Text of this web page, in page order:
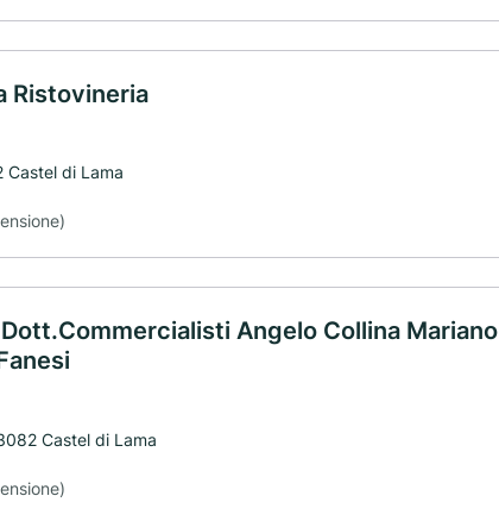
Ristovineria
Castel di Lama
Angelo Collina Mariano
Castel di Lama